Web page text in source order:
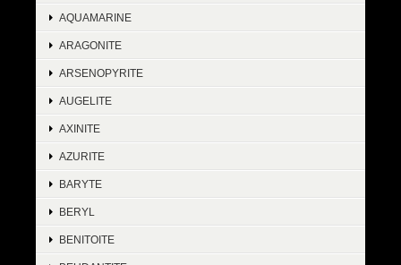
AQUAMARINE
ARAGONITE
ARSENOPYRITE
AUGELITE
AXINITE
AZURITE
BARYTE
BERYL
BENITOITE